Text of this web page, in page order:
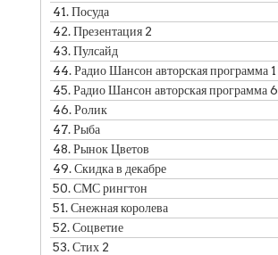
41.Посуда
42.Презентация 2
43.Пулсайд
44.Радио Шансон авторская программа 1
45.Радио Шансон авторская программа 6
46.Ролик
47.Рыба
48.Рынок Цветов
49.Скидка в декабре
50.СМС рингтон
51.Снежная королева
52.Соцветие
53.Стих 2